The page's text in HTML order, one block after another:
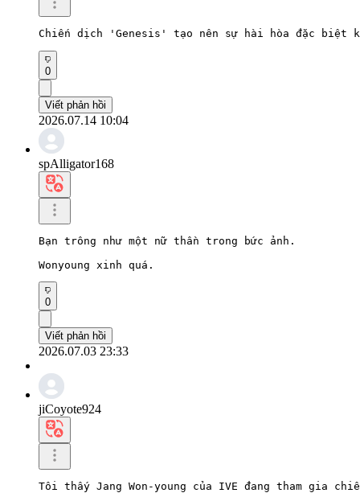
Chiến dịch 'Genesis' tạo nên sự hài hòa đặc biệt
0
Viết phản hồi
2026.07.14 10:04
spAlligator168
Bạn trông như một nữ thần trong bức ảnh.
Wonyoung xinh quá.
0
Viết phản hồi
2026.07.03 23:33
jiCoyote924
Tôi thấy Jang Won-young của IVE đang tham gia